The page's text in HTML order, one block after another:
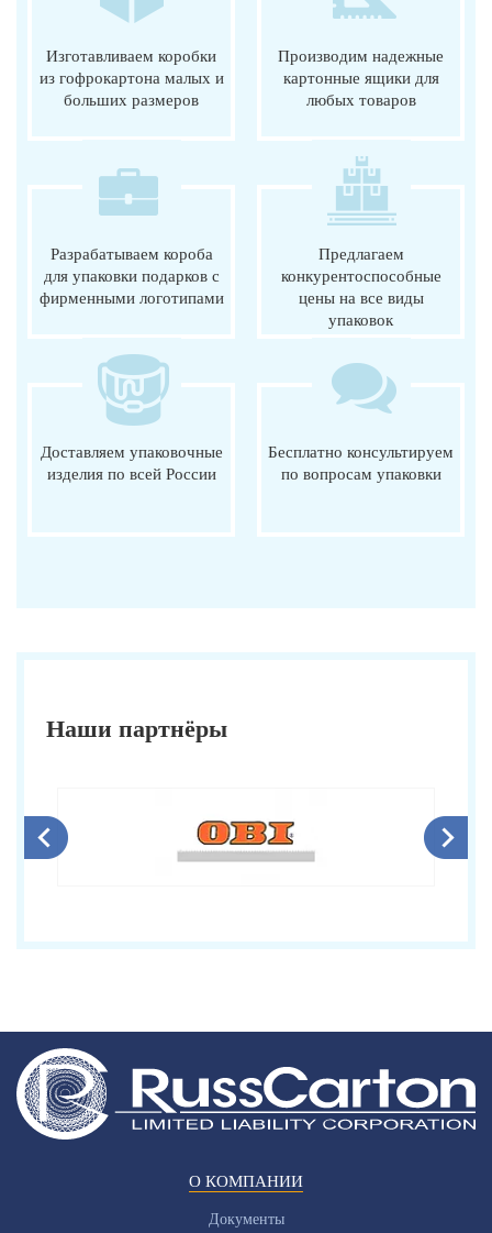
Изготавливаем коробки
из гофрокартона малых и
больших размеров
Производим надежные
картонные ящики для
любых товаров
Разрабатываем короба
для упаковки подарков с
фирменными логотипами
Предлагаем
конкурентоспособные
цены на все виды
упаковок
Доставляем упаковочные
изделия по всей России
Бесплатно консультируем
по вопросам упаковки
Наши партнёры
О КОМПАНИИ
Документы